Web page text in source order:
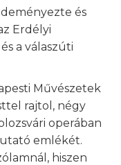
és
Erdélyi
a válaszúti
Művészetek
rajtol, négy
operában
emlékét.
hiszen